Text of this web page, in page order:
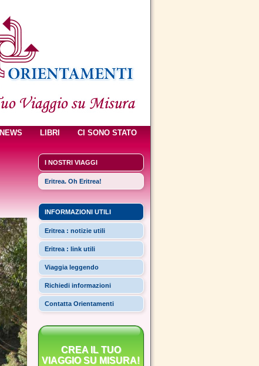
NEWS LIBRI CI SONO STATO
I NOSTRI VIAGGI
Eritrea. Oh Eritrea!
INFORMAZIONI UTILI
Eritrea : notizie utili
Eritrea : link utili
Viaggia leggendo
Richiedi informazioni
Contatta Orientamenti
CREA IL TUO
VIAGGIO SU MISURA!